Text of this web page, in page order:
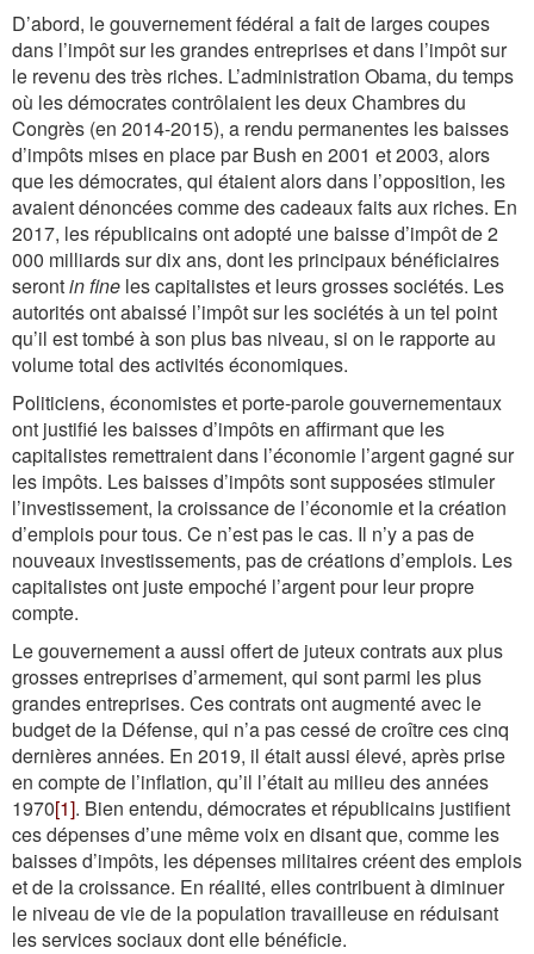
D’abord, le gouvernement fédéral a fait de larges coupes
dans l’impôt sur les grandes entreprises et dans l’impôt sur
le revenu des très riches. L’administration Obama, du temps
où les démocrates contrôlaient les deux Chambres du
Congrès (en 2014-2015), a rendu permanentes les baisses
d’impôts mises en place par Bush en 2001 et 2003, alors
que les démocrates, qui étaient alors dans l’opposition, les
avaient dénoncées comme des cadeaux faits aux riches. En
2017, les républicains ont adopté une baisse d’impôt de 2
000 milliards sur dix ans, dont les principaux bénéficiaires
serontin fine les capitalistes et leurs grosses sociétés. Les
autorités ont abaissé l’impôt sur les sociétés à un tel point
qu’il est tombé à son plus bas niveau, si on le rapporte au
volume total des activités économiques.
Politiciens, économistes et porte-parole gouvernementaux
ont justifié les baisses d’impôts en affirmant que les
capitalistes remettraient dans l’économie l’argent gagné sur
les impôts. Les baisses d’impôts sont supposées stimuler
l’investissement, la croissance de l’économie et la création
d’emplois pour tous. Ce n’est pas le cas. Il n’y a pas de
nouveaux investissements, pas de créations d’emplois. Les
capitalistes ont juste empoché l’argent pour leur propre
compte.
Le gouvernement a aussi offert de juteux contrats aux plus
grosses entreprises d’armement, qui sont parmi les plus
grandes entreprises. Ces contrats ont augmenté avec le
budget de la Défense, qui n’a pas cessé de croître ces cinq
dernières années. En 2019, il était aussi élevé, après prise
en compte de l’inflation, qu’il l’était au milieu des années
1970[1]. Bien entendu, démocrates et républicains justifient
ces dépenses d’une même voix en disant que, comme les
baisses d’impôts, les dépenses militaires créent des emplois
et de la croissance. En réalité, elles contribuent à diminuer
le niveau de vie de la population travailleuse en réduisant
les services sociaux dont elle bénéficie.